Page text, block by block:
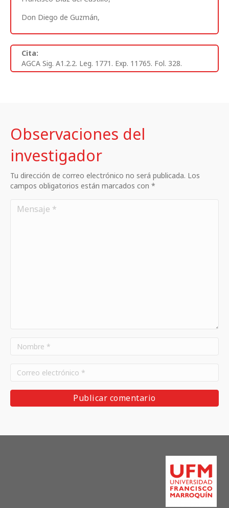
Don Diego de Guzmán,
Cita:
AGCA Sig. A1.2.2. Leg. 1771. Exp. 11765. Fol. 328.
Observaciones del
investigador
Tu dirección de correo electrónico no será publicada. Los
campos obligatorios están marcados con *